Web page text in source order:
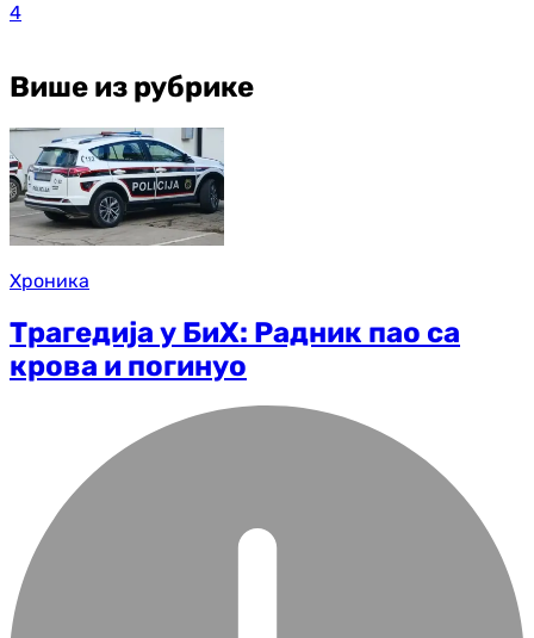
4
Више из рубрике
Хроника
Трагедија у БиХ: Радник пао са
крова и погинуо